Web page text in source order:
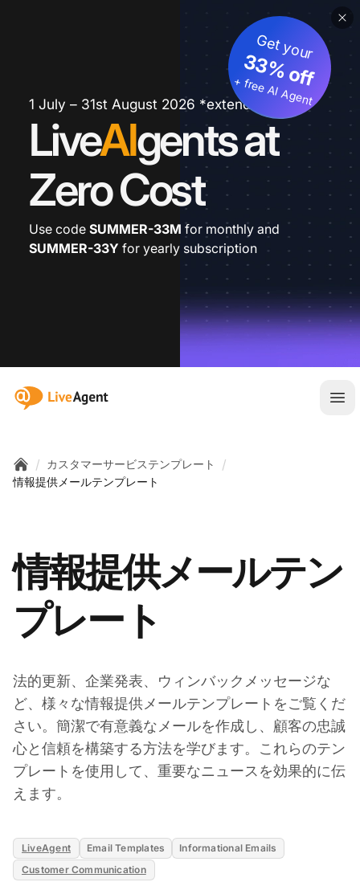
1 July – 31st August 2026 *extended
LiveAIgents at
Zero Cost
Get your
33% off
+ free AI Agent
Use code SUMMER-33M for monthly and
SUMMER-33Y for yearly subscription
:site.title
メ
Home
/ カスタマーサービステンプレート /
情報提供メールテンプレート
情報提供メールテン
プレート
法的更新、企業発表、ウィンバックメッセージな
ど、様々な情報提供メールテンプレートをご覧くだ
さい。簡潔で有意義なメールを作成し、顧客の忠誠
心と信頼を構築する方法を学びます。これらのテン
プレートを使用して、重要なニュースを効果的に伝
えます。
LiveAgent Email Templates
Informational Emails
Customer Communication